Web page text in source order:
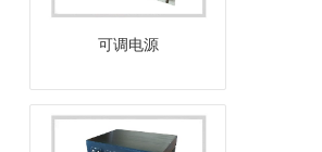
可调电源